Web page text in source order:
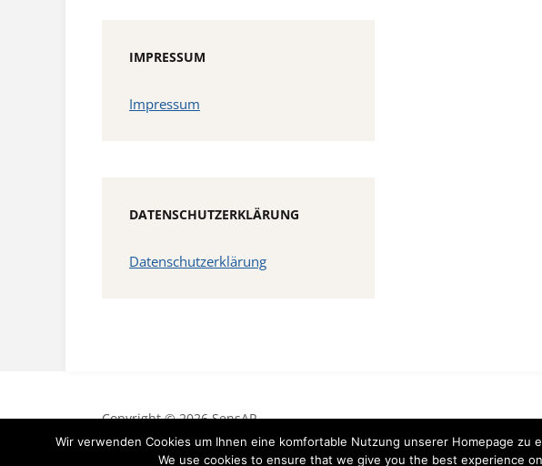
IMPRESSUM
Impressum
DATENSCHUTZERKLÄRUNG
Datenschutzerklärung
Copyright © 2026 SensAR
Theme byAcademiaThemes
Wir verwenden Cookies um Ihnen eine komfortable Nutzung unserer Homepage
We use cookies to ensure that we give you the best experience